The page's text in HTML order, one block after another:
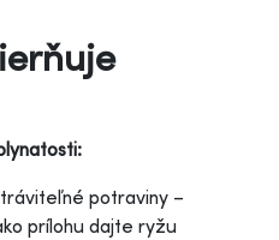
potraviny –
prílohu dajte ryžu